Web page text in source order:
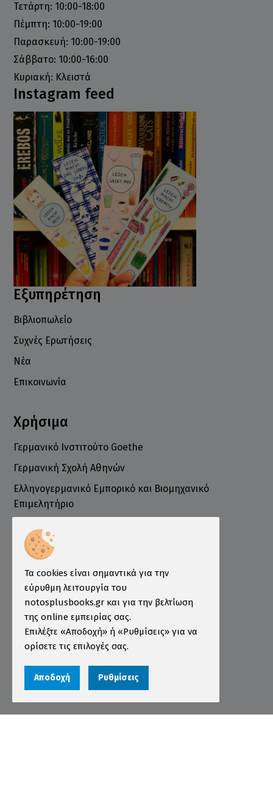
Τετάρτη: 10:00-18:00
Πέμπτη: 10:00-19:00
Παρασκευή: 10:00-19:00
Σάββατο: 10:00-16:00
Κυριακή: Κλειστά
Instagram feed
Εξυπηρέτηση
Βιβλιοπωλείο
Συχνές Ερωτήσεις
Νέα
Επικοινωνία
Χρήσιμα
Γερμανικό Ινστιτούτο Goethe
Γερμανική Σχολή Αθηνών
Ελληνογερμανικό Εμπορικό και Βιομηχανικό
Επιμελητήριο
Πληροφορίες
Τρόποι Πληρωμής
Τρόποι Αποστολής
Εγγύηση - Επιστροφές
Όροι χρήσης
Προστασία Προσωπικών Δεδομένων
Cookies
Τα cookies είναι σημαντικά για την
εύρυθμη λειτουργία του
notosplusbooks.gr και για την βελτίωση
της online εμπειρίας σας.
Επιλέξτε «Αποδοχή» ή «Ρυθμίσεις» για να
ορίσετε τις επιλογές σας.
Αποδοχή Ρυθμίσεις